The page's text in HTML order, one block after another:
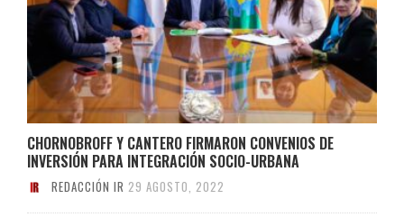
CHORNOBROFF Y CANTERO FIRMARON CONVENIOS DE
INVERSIÓN PARA INTEGRACIÓN SOCIO-URBANA
REDACCIÓN IR 29 AGOSTO, 2022